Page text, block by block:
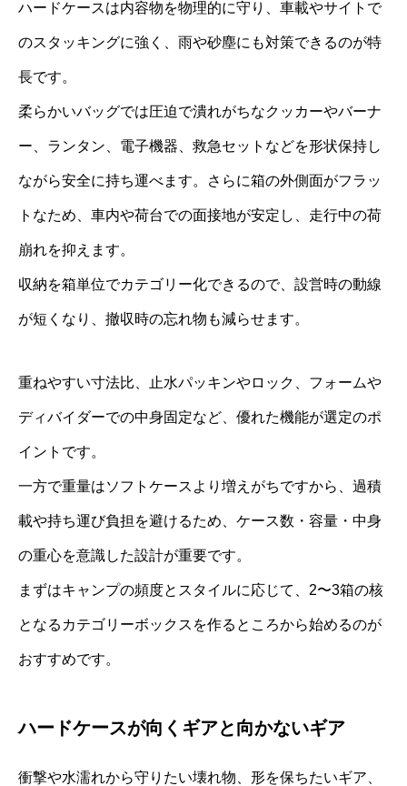
ハードケースは内容物を物理的に守り、車載やサイトで
のスタッキングに強く、雨や砂塵にも対策できるのが特
長です。
柔らかいバッグでは圧迫で潰れがちなクッカーやバーナ
ー、ランタン、電子機器、救急セットなどを形状保持し
ながら安全に持ち運べます。さらに箱の外側面がフラッ
トなため、車内や荷台での面接地が安定し、走行中の荷
崩れを抑えます。
収納を箱単位でカテゴリー化できるので、設営時の動線
が短くなり、撤収時の忘れ物も減らせます。
重ねやすい寸法比、止水パッキンやロック、フォームや
ディバイダーでの中身固定など、優れた機能が選定のポ
イントです。
一方で重量はソフトケースより増えがちですから、過積
載や持ち運び負担を避けるため、ケース数・容量・中身
の重心を意識した設計が重要です。
まずはキャンプの頻度とスタイルに応じて、2〜3箱の核
となるカテゴリーボックスを作るところから始めるのが
おすすめです。
ハードケースが向くギアと向かないギア
衝撃や水濡れから守りたい壊れ物、形を保ちたいギア、